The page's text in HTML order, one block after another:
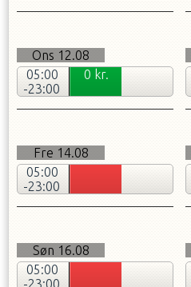
TILBAGE
Ons 12.08
05:00
-23:00
0 kr.
Fre 14.08
05:00
-23:00
Søn 16.08
05:00
-23:00